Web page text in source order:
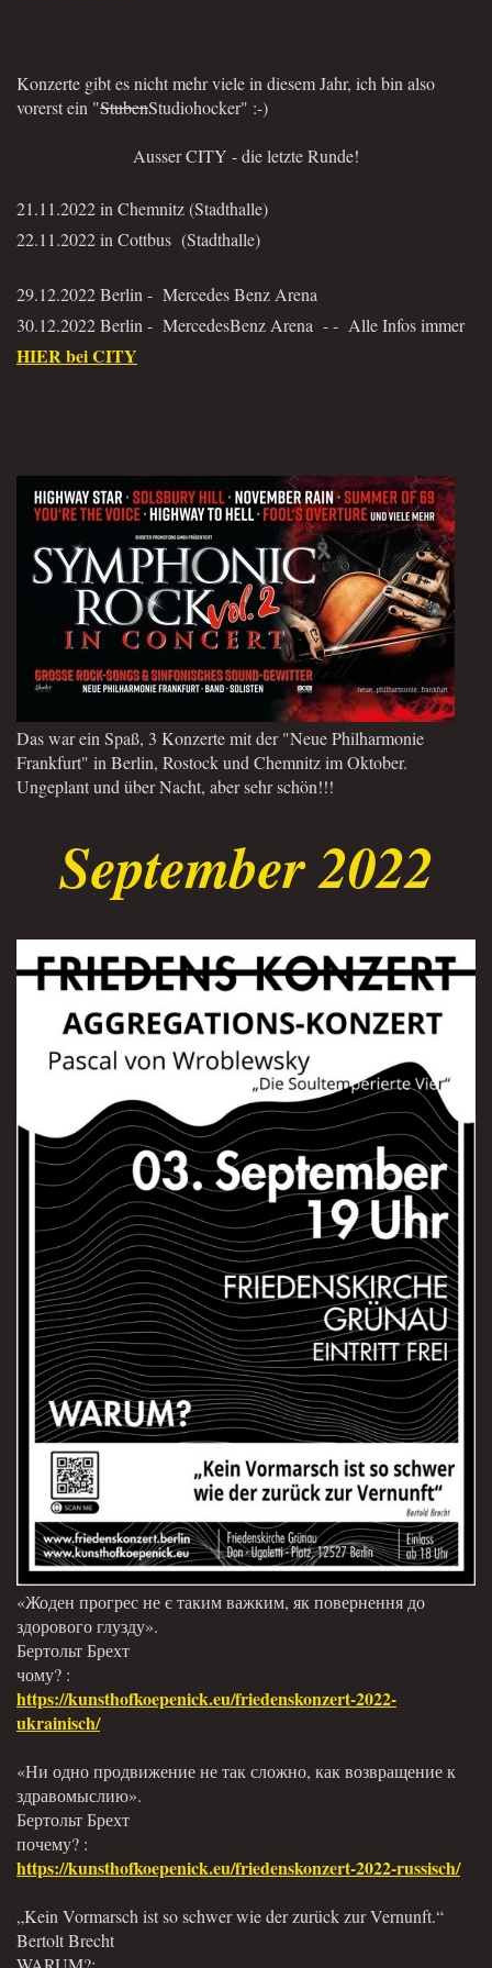
Konzerte gibt es nicht mehr viele in diesem Jahr, ich bin also
vorerst ein "StubenStudiohocker" :-)
Ausser CITY - die letzte Runde!
21.11.2022in Chemnitz (Stadthalle)
22.11.2022in Cottbus (Stadthalle)
29.12.2022 Berlin - Mercedes Benz Arena
30.12.2022 Berlin - MercedesBenz Arena - - Alle Infos immer
HIER bei CITY
Das war ein Spaß, 3 Konzerte mit der "Neue Philharmonie
Frankfurt" in Berlin, Rostock und Chemnitz im Oktober.
Ungeplant und über Nacht, aber sehr schön!!!
September 2022
«Жоден прогрес не є таким важким, як повернення до
здорового глузду».
Бертольт Брехт
чому? :
https://kunsthofkoepenick.eu/friedenskonzert-2022-
ukrainisch/
«Ни одно продвижение не так сложно, как возвращение к
здравомыслию».
Бертольт Брехт
почему? :
https://kunsthofkoepenick.eu/friedenskonzert-2022-russisch/
„Kein Vormarsch ist so schwer wie der zurück zur Vernunft.“
Bertolt Brecht